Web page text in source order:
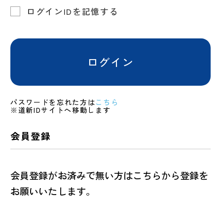
ログインIDを記憶する
ログイン
パスワードを忘れた方はこちら
※道新IDサイトへ移動します
会員登録
会員登録がお済みで無い方はこちらから登録を
お願いいたします。